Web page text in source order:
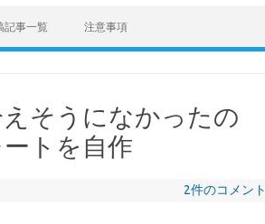
記事一覧 注意事項
そうになかったの
トを自作
2件のコメント